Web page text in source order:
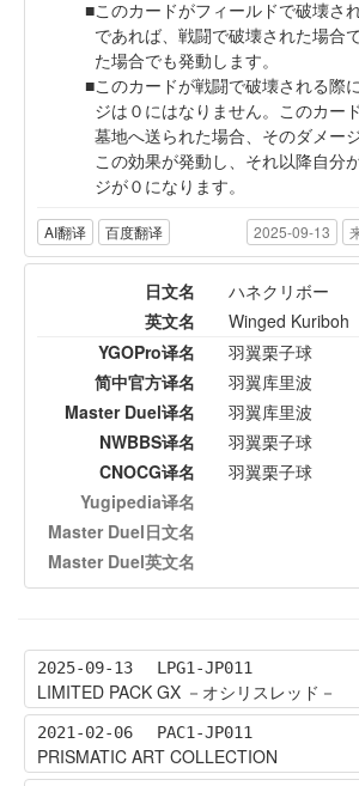
このカードがフィールドで破壊さ
であれば、戦闘で破壊された場合
た場合でも発動します。
このカードが戦闘で破壊される際
ジは０にはなりません。このカー
墓地へ送られた場合、そのダメー
この効果が発動し、それ以降自分
ジが０になります。
AI翻译 百度翻译 2025-09-13
日文名
ハネクリボー
英文名
Winged Kuriboh
YGOPro译名
羽翼栗子球
简中官方译名
羽翼库里波
Master Duel译名
羽翼库里波
NWBBS译名
羽翼栗子球
CNOCG译名
羽翼栗子球
Yugipedia译名
Master Duel日文名
Master Duel英文名
2025-09-13 LPG1-JP011
LIMITED PACK GX －オシリスレッド－
2021-02-06 PAC1-JP011
PRISMATIC ART COLLECTION